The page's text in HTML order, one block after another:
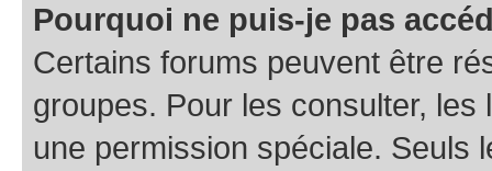
Pourquoi ne puis-je pas
Certains forums peuvent être
groupes. Pour les consulter,
une permission spéciale. Seuls